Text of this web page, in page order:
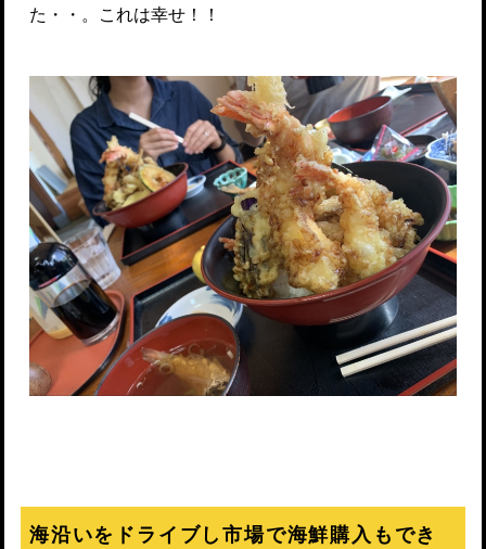
た・・。これは幸せ！！
海沿いをドライブし市場で海鮮購入もでき